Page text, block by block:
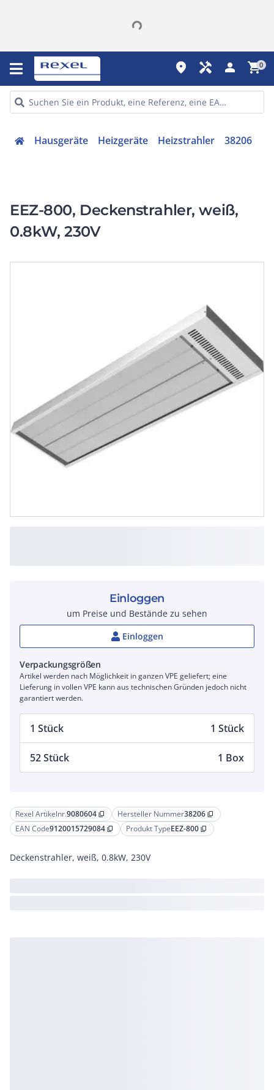
place handyman person shopping_cart0
Hausgeräte Heizgeräte Heizstrahler 38206
EEZ-800, Deckenstrahler, weiß,
0.8kW, 230V
Rexel Artikelnr.9080604 content_copy Hersteller Nummer38206 content_copy
EAN Code9120015729084 content_copy Produkt TypeEEZ-800 content_copy
Deckenstrahler, weiß, 0.8kW, 230V
Einloggen
um Preise und Bestände zu sehen
Einloggen
Verpackungsgrößen
Artikel werden nach Möglichkeit in ganzen VPE geliefert; eine
Lieferung in vollen VPE kann aus technischen Gründen jedoch nicht
garantiert werden.
1 Stück 1 Stück
52 Stück 1 Box